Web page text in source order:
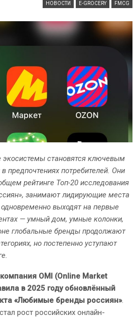
НОВОСТИ E-GROCERY FMCG
становятся ключевым
предпочтениях потребителей. Они
рейтинге Топ-20 исследования
занимают лидирующие места
одновременно выходят на первые
— умный дом, умные колонки,
глобальные бренды продолжают
но постепенно уступают
OMI (Online Market
в 2025 году обновлённый
«Любимые бренды россиян».
рост российских онлайн-